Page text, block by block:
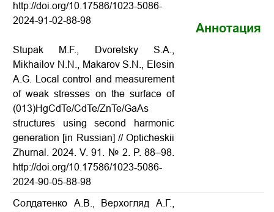
http://doi.org/10.17586/1023-5086-
2024-91-02-88-98
Stupak M.F., Dvoretsky S.A.,
Mikhailov N.N., Makarov S.N., Elesin
A.G. Local control and measurement
of weak stresses on the surface of
(013)HgCdTe/CdTe/ZnTe/GaAs
structures using second harmonic
generation [in Russian] // Opticheskii
Zhurnal.2024. V. 91. № 2. P. 88–98.
http://doi.org/10.17586/1023-5086-
2024-90-05-88-98
Аннотация
Солдатенко А.В., Верхогляд А.Г.,